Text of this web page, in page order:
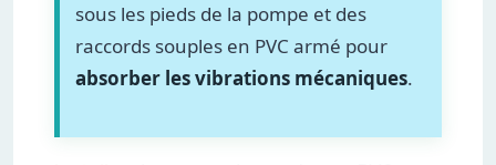
sous les pieds de la pompe et des
raccords souples en PVC armé pour
absorber les vibrations mécaniques.